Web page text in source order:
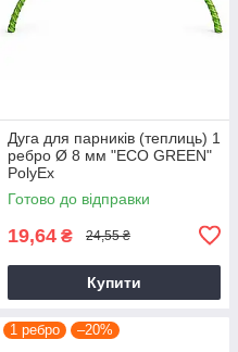
Дуга для парників (теплиць) 1
ребро Ø 8 мм "ЕCО GREEN"
PolyEx
Готово до відправки
19,64 ₴ 24,55 ₴
Купити
1 ребро –20%